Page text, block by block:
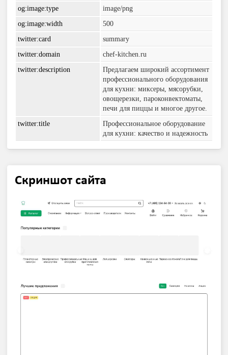
og:image:type
image/png
og:image:width
500
twitter:card
summary
twitter:domain
chef-kitchen.ru
twitter:description
Предлагаем широкий ассортимент
профессионального оборудования
для кухни: миксеры, мясорубки,
овощерезки, пароконвектоматы,
печи для пиццы и многое другое.
twitter:title
Профессиональное оборудование
для кухни: качество и надежность
Скриншот сайта